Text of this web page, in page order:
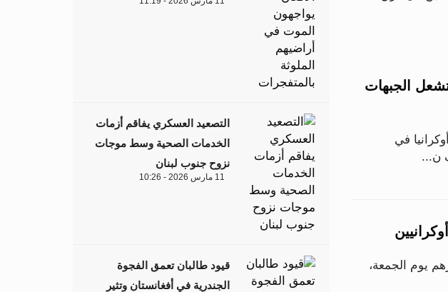
الجبهات
في
ن...
يوم الجمعة،
التصعيد العسكري يفاقم أزمات
الخدمات الصحية وسط موجات
نزوح جنوب لبنان
11 مارس 2026 - 10:26
قيود طالبان تعمق الفجوة
الجندرية في أفغانستان وتثير